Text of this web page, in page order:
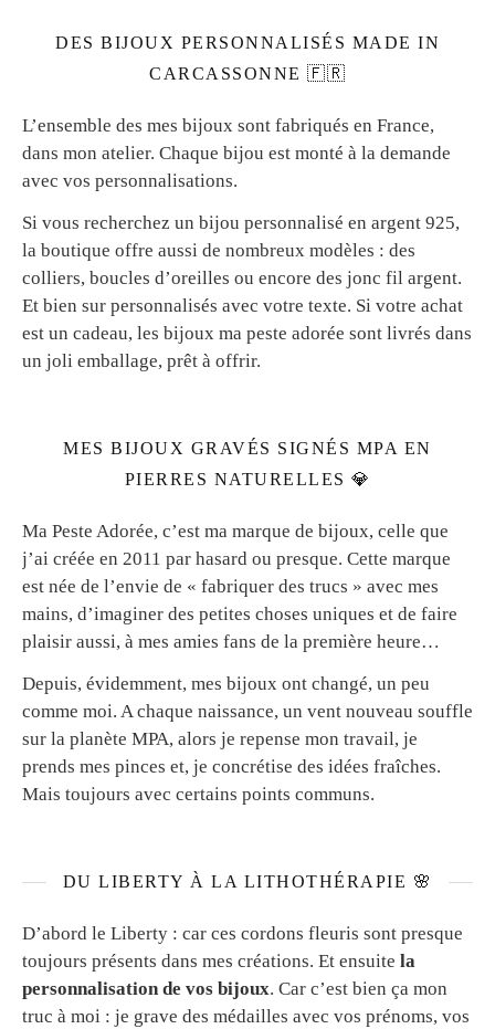
DES BIJOUX PERSONNALISÉS MADE IN
CARCASSONNE 🇫🇷
L’ensemble des mes bijoux sont fabriqués en France,
dans mon atelier. Chaque bijou est monté à la demande
avec vos personnalisations.
Si vous recherchez un bijou personnalisé en argent 925,
la boutique offre aussi de nombreux modèles : des
colliers, boucles d’oreilles ou encore des jonc fil argent.
Et bien sur personnalisés avec votre texte. Si votre achat
est un cadeau, les bijoux ma peste adorée sont livrés dans
un joli emballage, prêt à offrir.
MES BIJOUX GRAVÉS SIGNÉS MPA EN
PIERRES NATURELLES 💎
Ma Peste Adorée, c’est ma marque de bijoux, celle que
j’ai créée en 2011 par hasard ou presque. Cette marque
est née de l’envie de « fabriquer des trucs » avec mes
mains, d’imaginer des petites choses uniques et de faire
plaisir aussi, à mes amies fans de la première heure…
Depuis, évidemment, mes bijoux ont changé, un peu
comme moi. A chaque naissance, un vent nouveau souffle
sur la planète MPA, alors je repense mon travail, je
prends mes pinces et, je concrétise des idées fraîches.
Mais toujours avec certains points communs.
DU LIBERTY À LA LITHOTHÉRAPIE 🌸
D’abord le Liberty : car ces cordons fleuris sont presque
toujours présents dans mes créations. Et ensuite la
personnalisation de vos bijoux. Car c’est bien ça mon
truc à moi : je grave des médailles avec vos prénoms, vos